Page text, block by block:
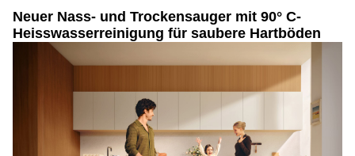
Neuer Nass- und Trockensauger mit 90° C-
Heisswasserreinigung für saubere Hartböden